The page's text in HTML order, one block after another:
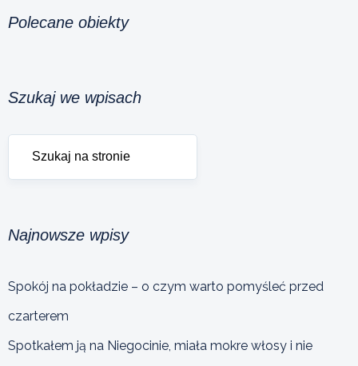
Polecane obiekty
Szukaj we wpisach
Najnowsze wpisy
Spokój na pokładzie – o czym warto pomyśleć przed
czarterem
Spotkałem ją na Niegocinie, miała mokre włosy i nie